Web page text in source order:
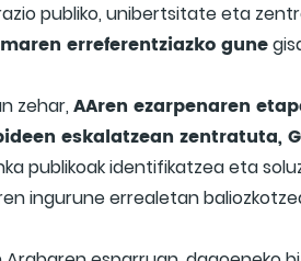
publiko, unibertsitate eta
erreferentziazko gune
zehar, AAren ezarpenaren
eskalatzean zentratuta,
publikoak identifikatzea eta
ingurune errealetan